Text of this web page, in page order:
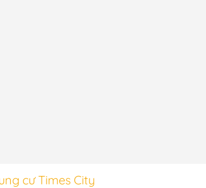
cư Times City